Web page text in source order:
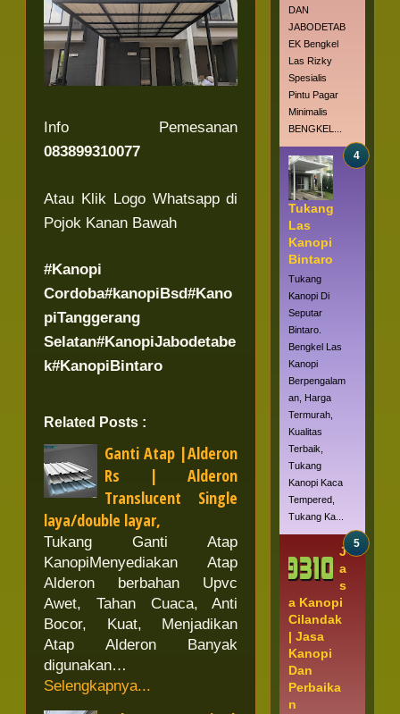
Info Pemesanan
083899310077
Atau Klik Logo Whatsapp di
Pojok Kanan Bawah
#Kanopi
Cordoba#kanopiBsd#Kano
piTanggerang
Selatan#KanopiJabodetabe
k#KanopiBintaro
Related Posts :
Ganti Atap |Alderon
Rs | Alderon
Translucent Single
laya/double layar,
Tukang Ganti Atap
KanopiMenyediakan Atap
Alderon berbahan Upvc
Awet, Tahan Cuaca, Anti
Bocor, Kuat, Menjadikan
Atap Alderon Banyak
digunakan…
Selengkapnya...
DAN
JABODETAB
EK Bengkel
Las Rizky
Spesialis
Pintu Pagar
Minimalis
BENGKEL...
Tukang
Las
Kanopi
Bintaro
Tukang
Kanopi Di
Seputar
Bintaro.
Bengkel Las
Kanopi
Berpengalam
an, Harga
Termurah,
Kualitas
Terbaik,
Tukang
Kanopi Kaca
Tempered,
Tukang Ka...
J
a
s
a Kanopi
Cilandak
| Jasa
Kanopi
Dan
Perbaika
n